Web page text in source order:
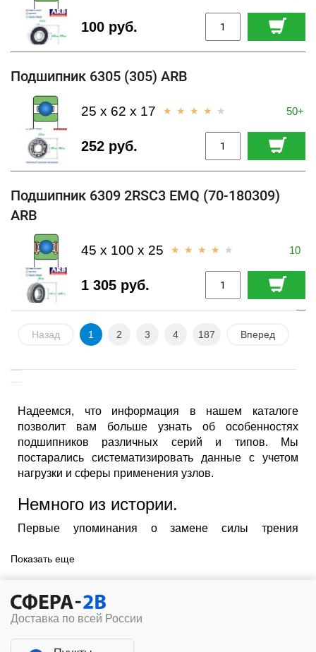
100 руб.
Подшипник 6305 (305) ARB
50+
252 руб.
25 x 62 x 17
Подшипник 6309 2RSC3 EMQ (70-180309)
ARB
10
1 305 руб.
45 x 100 x 25
Назад 1 2 3 4 187 Вперед
Надеемся, что информация в нашем каталоге
позволит вам больше узнать об особенностях
подшипников различных серий и типов. Мы
постарались систематизировать данные с учетом
нагрузки и сферы применения узлов.
Немного из истории.
Первые упоминания о замене силы трения
принцип используется в подшипниках качения,
бревен для транспортировки строительных
материалов, при строительстве пирамид, но также
есть данные о применении жидкостей, которыми
Показать еще
Доставка по всей России